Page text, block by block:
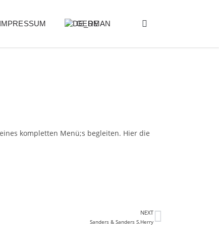
IMPRESSUM GERMAN
kompletten Menü;s begleiten. Hier die
NEXT
Sanders & Sanders S.Herry